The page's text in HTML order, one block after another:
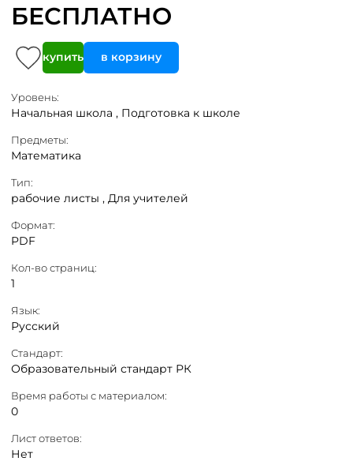
БЕСПЛАТНО
купить в корзину
Уровень:
Начальная школа , Подготовка к школе
Предметы:
Математика
Тип:
рабочие листы , Для учителей
Формат:
PDF
Кол-во страниц:
1
Язык:
Русский
Стандарт:
Образовательный стандарт РК
Время работы с материалом:
0
Лист ответов:
Нет